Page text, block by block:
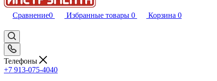
Сравнение0 Избранные товары 0 Корзина 0
Телефоны
+7 913-075-4040